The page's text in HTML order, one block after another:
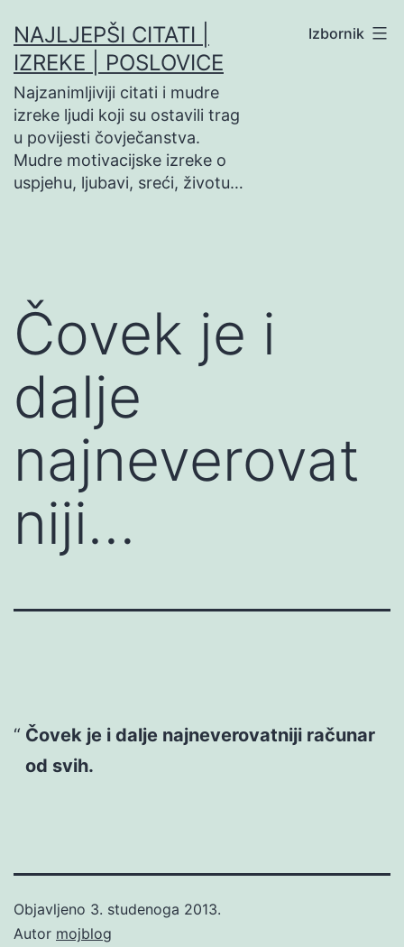
na
sadržaj
NAJLJEPŠI CITATI |
IZREKE | POSLOVICE
Najzanimljiviji citati i mudre
izreke ljudi koji su ostavili trag
u povijesti čovječanstva.
Mudre motivacijske izreke o
uspjehu, ljubavi, sreći, životu…
Izbornik
Čovek je i
dalje
najneverovat
niji…
Čovek je i dalje najneverovatniji računar
od svih.
Objavljeno 3. studenoga 2013.
Autor mojblog